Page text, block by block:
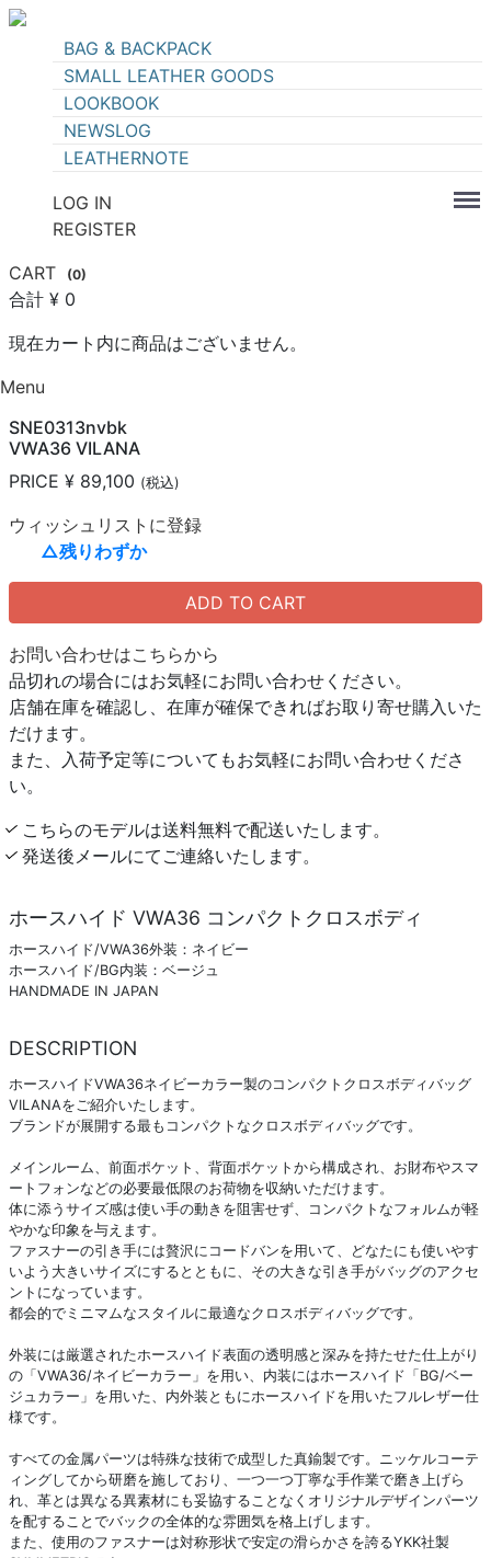
BAG & BACKPACK
SMALL LEATHER GOODS
LOOKBOOK
NEWSLOG
LEATHERNOTE
LOG IN
REGISTER
CART
(0)
合計 ¥ 0
現在カート内に商品はございません。
Menu
SNE0313nvbk
VWA36 VILANA
PRICE ¥ 89,100 (税込)
ウィッシュリストに登録
△残りわずか
ADD TO CART
お問い合わせはこちらから
品切れの場合にはお気軽にお問い合わせください。
店舗在庫を確認し、在庫が確保できればお取り寄せ購入いた
だけます。
また、入荷予定等についてもお気軽にお問い合わせくださ
い。
こちらのモデルは送料無料で配送いたします。
発送後メールにてご連絡いたします。
ホースハイド VWA36 コンパクトクロスボディ
ホースハイド/VWA36外装：ネイビー
ホースハイド/BG内装：ベージュ
HANDMADE IN JAPAN
DESCRIPTION
ホースハイドVWA36ネイビーカラー製のコンパクトクロスボディバッグ
VILANAをご紹介いたします。
ブランドが展開する最もコンパクトなクロスボディバッグです。
メインルーム、前面ポケット、背面ポケットから構成され、お財布やスマ
ートフォンなどの必要最低限のお荷物を収納いただけます。
体に添うサイズ感は使い手の動きを阻害せず、コンパクトなフォルムが軽
やかな印象を与えます。
ファスナーの引き手には贅沢にコードバンを用いて、どなたにも使いやす
いよう大きいサイズにするとともに、その大きな引き手がバッグのアクセ
ントになっています。
都会的でミニマムなスタイルに最適なクロスボディバッグです。
外装には厳選されたホースハイド表面の透明感と深みを持たせた仕上がり
の「VWA36/ネイビーカラー」を用い、内装にはホースハイド「BG/ベー
ジュカラー」を用いた、内外装ともにホースハイドを用いたフルレザー仕
様です。
すべての金属パーツは特殊な技術で成型した真鍮製です。ニッケルコーテ
ィングしてから研磨を施しており、一つ一つ丁寧な手作業で磨き上げら
れ、革とは異なる異素材にも妥協することなくオリジナルデザインパーツ
を配することでバックの全体的な雰囲気を格上げします。
また、使用のファスナーは対称形状で安定の滑らかさを誇るYKK社製